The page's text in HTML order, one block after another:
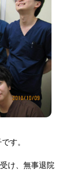
す。
け、無事退院